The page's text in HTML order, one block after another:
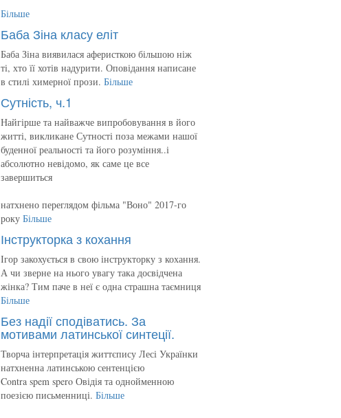
Більше
Баба Зіна класу еліт
Баба Зіна виявилася аферисткою більшою ніж
ті, хто її хотів надурити. Оповідання написане
в стилі химерної прози. Більше
Сутність, ч.1
Найгірше та найважче випробовування в його
житті, викликане Сутності поза межами нашої
буденної реальності та його розуміння..і
абсолютно невідомо, як саме це все
завершиться
натхнено переглядом фільма "Воно" 2017-го
року Більше
Інструкторка з кохання
Ігор закохується в свою інструкторку з кохання.
А чи зверне на нього увагу така досвідчена
жінка? Тим паче в неї є одна страшна таємниця
Більше
Без надії сподіватись. За
мотивами латинської синтеції.
Творча інтерпретація життєпису Лесі Українки
натхненна латинською сентенцією
Contra spem spero Овідія та однойменною
поезією письменниці. Більше